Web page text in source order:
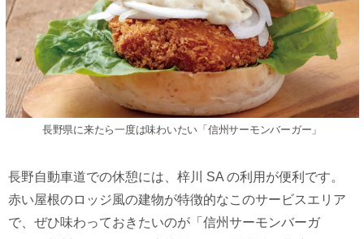
⻑野県に来たら⼀度は味わいたい「信州サーモンバーガー」
⻑野⾃動⾞道での休憩には、梓川 SA の利⽤が便利です。
⾚い屋根のロッジ⾵の建物が特徴的なこのサービスエリア
で、ぜひ味わっておきたいのが「信州サーモンバーガ